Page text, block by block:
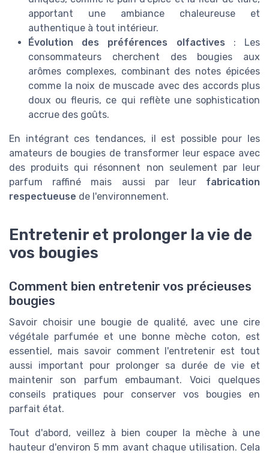
apportant une ambiance chaleureuse et
authentique à tout intérieur.
Évolution des préférences olfactives : Les
consommateurs cherchent des bougies aux
arômes complexes, combinant des notes épicées
comme la noix de muscade avec des accords plus
doux ou fleuris, ce qui reflète une sophistication
accrue des goûts.
En intégrant ces tendances, il est possible pour les
amateurs de bougies de transformer leur espace avec
des produits qui résonnent non seulement par leur
parfum raffiné mais aussi par leur fabrication
respectueuse de l'environnement.
Entretenir et prolonger la vie de
vos bougies
Comment bien entretenir vos précieuses
bougies
Savoir choisir une bougie de qualité, avec une cire
végétale parfumée et une bonne mèche coton, est
essentiel, mais savoir comment l'entretenir est tout
aussi important pour prolonger sa durée de vie et
maintenir son parfum embaumant. Voici quelques
conseils pratiques pour conserver vos bougies en
parfait état.
Tout d'abord, veillez à bien couper la mèche à une
hauteur d'environ 5 mm avant chaque utilisation. Cela